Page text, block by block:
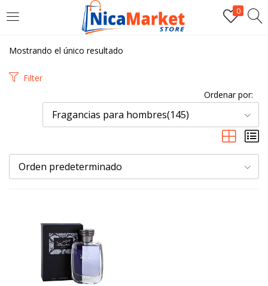
0
INICIAR SESIÓN
Introduzca su nombre de usuario y contraseña para iniciar
Por favor, introduce una respuesta en dígitos:
Recordarme
Mostrando el único resultado
Filter
Ordenar por:
Fragancias para hombres(145)
Orden predeterminado